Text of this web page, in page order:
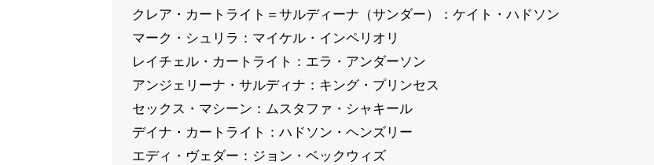
クレア・カートライト＝サルディーナ（サンダー）：ケイト・ハドソン
マーク・シュリラ：マイケル・インペリオリ
レイチェル・カートライト：エラ・アンダーソン
アンジェリーナ・サルディナ：キング・プリンセス
セックス・マシーン：ムスタファ・シャキール
デイナ・カートライト：ハドソン・ヘンズリー
エディ・ヴェダー：ジョン・ベックウィズ